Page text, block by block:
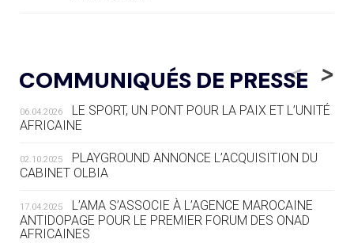
LE RÊVE DE VOIR LA LUGE ALPINE
AUX JO « N'EST PAS FINI »
05.08 — TIR À L'ARC
DES MONDIAUX À BRISBANE SUR LA
ROUTE DES JO 2032
LE VILLAGE OLYMPIQUE DES ARAVIS
SE DESSINE
COMMUNIQUÉS DE PRESSE
<
06.04.2026
LE SPORT, UN PONT POUR LA PAIX ET L’UNITÉ
AFRICAINE
02.10.2025
PLAYGROUND ANNONCE L’ACQUISITION DU
CABINET OLBIA
17.04.2025
L’AMA S’ASSOCIE À L’AGENCE MAROCAINE
ANTIDOPAGE POUR LE PREMIER FORUM DES ONAD
AFRICAINES
>